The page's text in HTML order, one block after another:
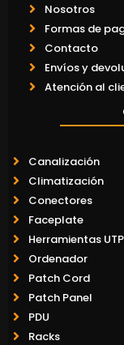
Nosotros
Formas de
Contacto
Envíos y
Atención al
Canalización
Climatización
Conectores
Faceplate
Herramientas UTP
Ordenador
Patch Cord
Patch Panel
PDU
Racks